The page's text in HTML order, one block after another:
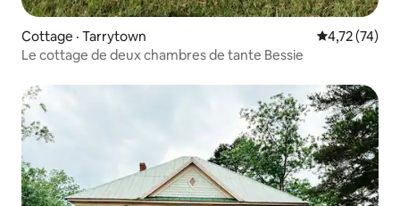
Cottage · Tarrytown Note
4,72 (74)
Le cottage de deux chambres de tante Bessie